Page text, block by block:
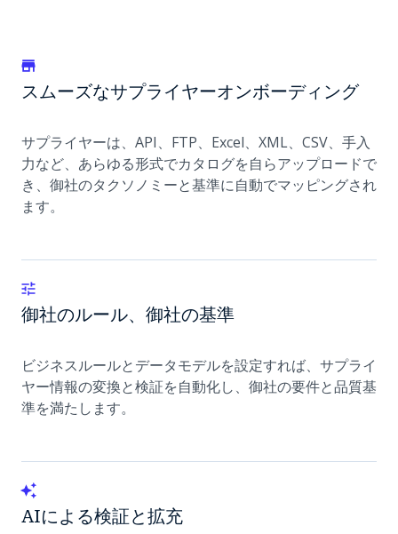
スムーズなサプライヤーオンボーディング
サプライヤーは、API、FTP、Excel、XML、CSV、手入
力など、あらゆる形式でカタログを自らアップロードで
き、御社のタクソノミーと基準に自動でマッピングされ
ます。
御社のルール、御社の基準
ビジネスルールとデータモデルを設定すれば、サプライ
ヤー情報の変換と検証を自動化し、御社の要件と品質基
準を満たします。
AIによる検証と拡充